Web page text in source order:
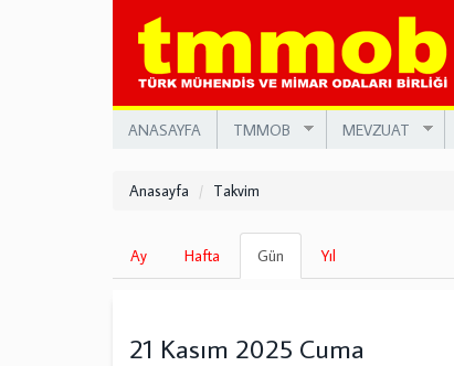
ANASAYFA TMMOB MEVZUAT
Anasayfa Takvim
Birincil
sekmeler
Ay Hafta Gün
sekme)
Yıl
21 Kasım 2025 Cuma